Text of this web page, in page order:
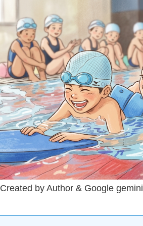
Created by Author & Google gemini